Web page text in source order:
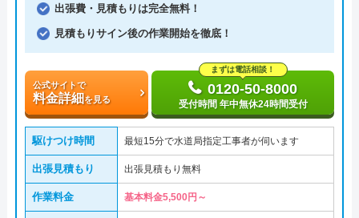
出張費・見積もりは完全無料！
見積もりサイン後の作業開始を徹底！
公式サイトで
料金詳細を見る
まずは電話相談！
0120-50-8000
受付時間 年中無休24時間受付
駆けつけ時間 最短15分で水道局指定工事者が伺います
出張見積もり 出張見積もり無料
作業料金 基本料金5,500円～